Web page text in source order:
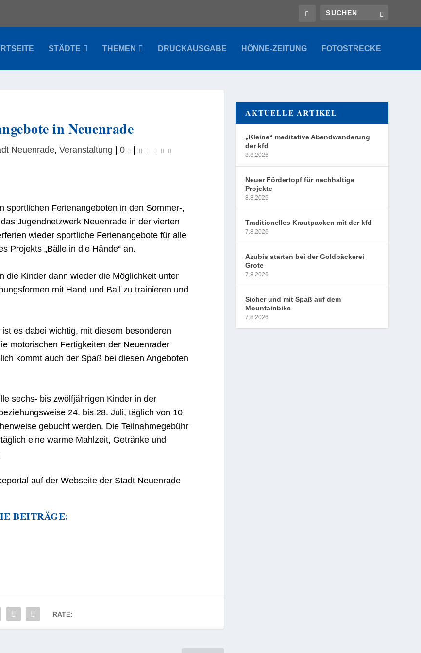
STÄDTE THEMEN DRUCKAUSGABE HÖNNE-ZEITUNG FOTOSTRECKE
in Neuenrade
Neuenrade,Veranstaltung |0
sportlichen Ferienangeboten in den Sommer-,
Jugendnetzwerk Neuenrade in der vierten
wieder sportliche Ferienangebote für alle
Projekts „Bälle in die Hände“ an.
die Kinder dann wieder die Möglichkeit unter
mit Hand und Ball zu trainieren und
es dabei wichtig, mit diesem besonderen
motorischen Fertigkeiten der Neuenrader
kommt auch der Spaß bei diesen Angeboten
sechs- bis zwölfjährigen Kinder in der
24. bis 28. Juli, täglich von 10
gebucht werden. Die Teilnahmegebühr
eine warme Mahlzeit, Getränke und
auf der Webseite der Stadt Neuenrade
BEITRÄGE:
RATE:
AKTUELLE ARTIKEL
„Kleine“ meditative Abendwanderung
der kfd
8.8.2026
Neuer Fördertopf für nachhaltige
Projekte
8.8.2026
Traditionelles Krautpacken mit der kfd
7.8.2026
Azubis starten bei der Goldbäckerei
Grote
7.8.2026
Sicher und mit Spaß auf dem
Mountainbike
7.8.2026